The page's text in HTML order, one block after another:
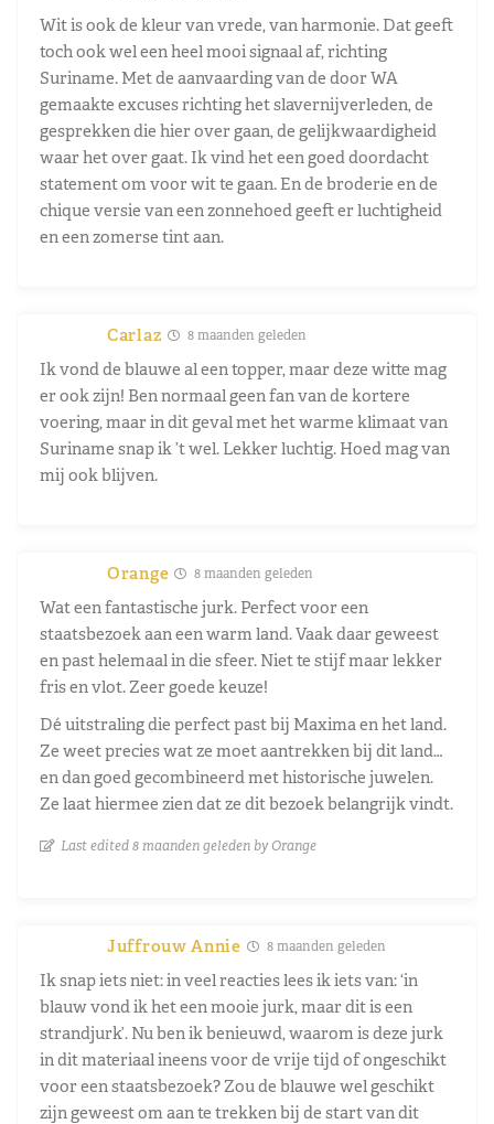
Wit is ook de kleur van vrede, van harmonie. Dat geeft
toch ook wel een heel mooi signaal af, richting
Suriname. Met de aanvaarding van de door WA
gemaakte excuses richting het slavernijverleden, de
gesprekken die hier over gaan, de gelijkwaardigheid
waar het over gaat. Ik vind het een goed doordacht
statement om voor wit te gaan. En de broderie en de
chique versie van een zonnehoed geeft er luchtigheid
en een zomerse tint aan.
Carlaz 8 maanden geleden
Ik vond de blauwe al een topper, maar deze witte mag
er ook zijn! Ben normaal geen fan van de kortere
voering, maar in dit geval met het warme klimaat van
Suriname snap ik ’t wel. Lekker luchtig. Hoed mag van
mij ook blijven.
Orange 8 maanden geleden
Wat een fantastische jurk. Perfect voor een
staatsbezoek aan een warm land. Vaak daar geweest
en past helemaal in die sfeer. Niet te stijf maar lekker
fris en vlot. Zeer goede keuze!
Dé uitstraling die perfect past bij Maxima en het land.
Ze weet precies wat ze moet aantrekken bij dit land…
en dan goed gecombineerd met historische juwelen.
Ze laat hiermee zien dat ze dit bezoek belangrijk vindt.
Last edited 8 maanden geleden by Orange
Juffrouw Annie 8 maanden geleden
Ik snap iets niet: in veel reacties lees ik iets van: ‘in
blauw vond ik het een mooie jurk, maar dit is een
strandjurk’. Nu ben ik benieuwd, waarom is deze jurk
in dit materiaal ineens voor de vrije tijd of ongeschikt
voor een staatsbezoek? Zou de blauwe wel geschikt
zijn geweest om aan te trekken bij de start van dit